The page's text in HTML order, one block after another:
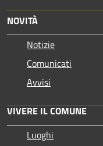
NOVITÀ
Notizie
Comunicati
Avvisi
VIVERE IL COMUNE
Luoghi